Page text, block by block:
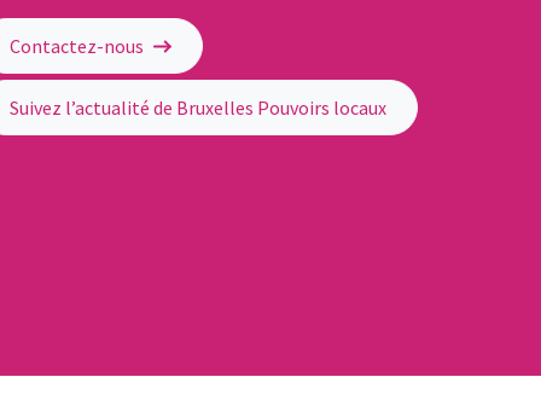
Contactez-nous
Suivez l’actualité de Bruxelles Pouvoirs locaux